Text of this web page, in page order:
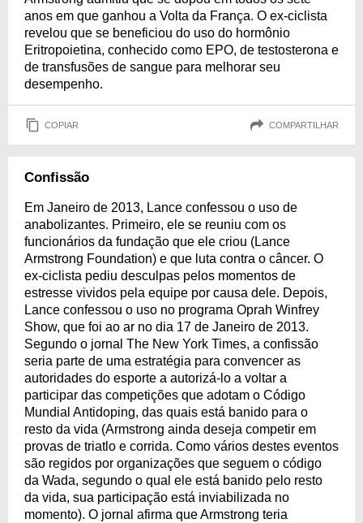
anos em que ganhou a Volta da França. O ex-ciclista
revelou que se beneficiou do uso do hormônio
Eritropoietina, conhecido como EPO, de testosterona e
de transfusões de sangue para melhorar seu
desempenho.
COPIAR COMPARTILHAR
Confissão
Em Janeiro de 2013, Lance confessou o uso de
anabolizantes. Primeiro, ele se reuniu com os
funcionários da fundação que ele criou (Lance
Armstrong Foundation) e que luta contra o câncer. O
ex-ciclista pediu desculpas pelos momentos de
estresse vividos pela equipe por causa dele. Depois,
Lance confessou o uso no programa Oprah Winfrey
Show, que foi ao ar no dia 17 de Janeiro de 2013.
Segundo o jornal The New York Times, a confissão
seria parte de uma estratégia para convencer as
autoridades do esporte a autorizá-lo a voltar a
participar das competições que adotam o Código
Mundial Antidoping, das quais está banido para o
resto da vida (Armstrong ainda deseja competir em
provas de triatlo e corrida. Como vários destes eventos
são regidos por organizações que seguem o código
da Wada, segundo o qual ele está banido pelo resto
da vida, sua participação está inviabilizada no
momento). O jornal afirma que Armstrong teria